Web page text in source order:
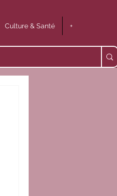
Culture & Santé +